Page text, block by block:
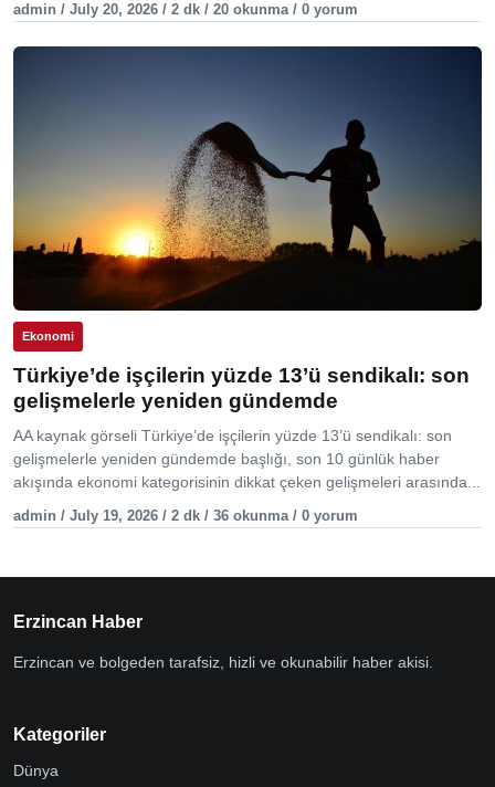
admin / July 20, 2026 / 2 dk / 20 okunma / 0 yorum
Ekonomi
Türkiye’de işçilerin yüzde 13’ü sendikalı: son
gelişmelerle yeniden gündemde
AA kaynak görseli Türkiye’de işçilerin yüzde 13’ü sendikalı: son
gelişmelerle yeniden gündemde başlığı, son 10 günlük haber
akışında ekonomi kategorisinin dikkat çeken gelişmeleri arasında...
admin / July 19, 2026 / 2 dk / 36 okunma / 0 yorum
Erzincan Haber
Erzincan ve bolgeden tarafsiz, hizli ve okunabilir haber akisi.
Kategoriler
Dünya